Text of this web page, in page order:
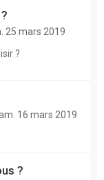
25 mars 2019
?
16 mars 2019
?